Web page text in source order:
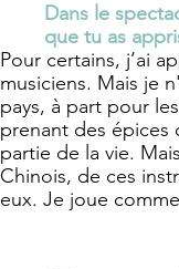
Dans le
que tu as
Pour certains, j’ai
musiciens. Mais je
pays, à part pour
prenant des
partie de la vie.
Chinois, de ces
eux. Je joue